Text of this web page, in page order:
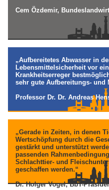
Cem Özdemir,
„Aufbereitetes Abwasser in
Lebensmittelsicherheit vor
Krankheitserreger
sehr gute Aufbereitungs- und
Professor Dr. Dr. Andreas
„Gerade in Zeiten, in denen
Wertschöpfung durch die
gestärkt und unterstützt
passenden
Schlachttier- und
geschaffen werden.“
Dr. Holger Vogel, BbT-